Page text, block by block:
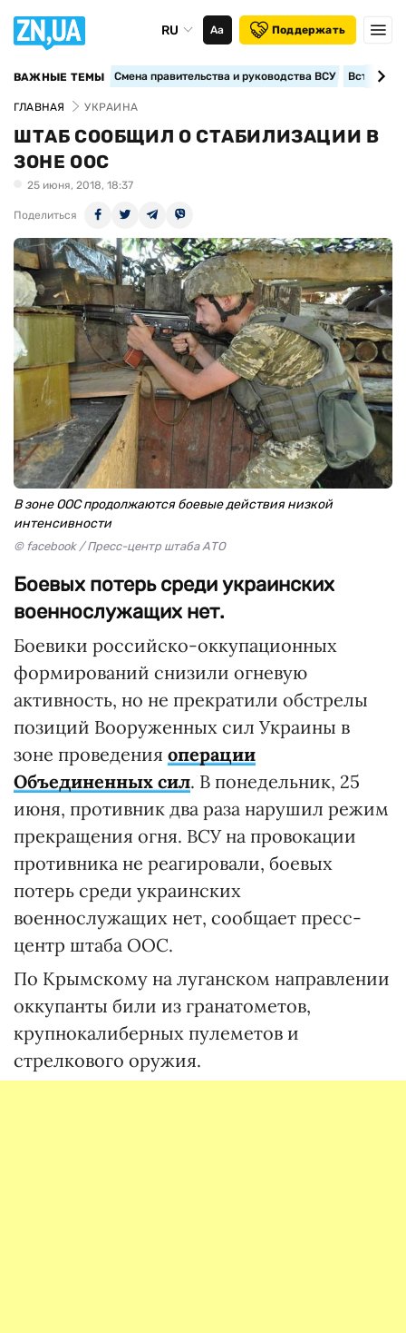
RU Аа Поддержать
ВАЖНЫЕ ТЕМЫ Смена правительства и руководства ВСУ
ГЛАВНАЯ УКРАИНА
ШТАБ СООБЩИЛ О СТАБИЛИЗАЦИИ В
ЗОНЕ ООС
25 июня, 2018, 18:37
Поделиться
В зоне ООС продолжаются боевые действия низкой
интенсивности
© facebook / Пресс-центр штаба АТО
Боевых потерь среди украинских
военнослужащих нет.
Боевики российско-оккупационных
формирований снизили огневую
активность, но не прекратили обстрелы
позиций Вооруженных сил Украины в
зоне проведения операции
Объединенных сил. В понедельник, 25
июня, противник два раза нарушил режим
прекращения огня. ВСУ на провокации
противника не реагировали, боевых
потерь среди украинских
военнослужащих нет, сообщает пресс-
центр штаба ООС.
По Крымскому на луганском направлении
оккупанты били из гранатометов,
крупнокалиберных пулеметов и
стрелкового оружия.